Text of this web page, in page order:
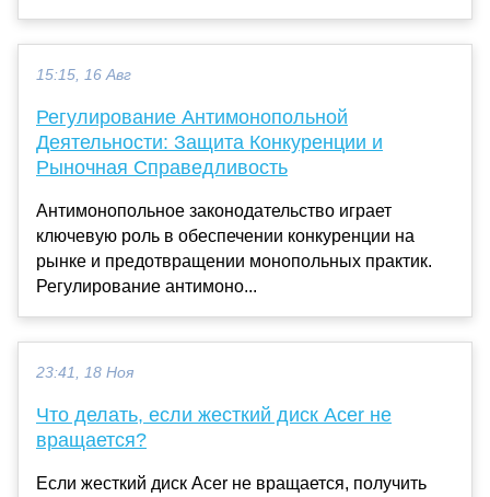
15:15, 16 Авг
Регулирование Антимонопольной
Деятельности: Защита Конкуренции и
Рыночная Справедливость
Антимонопольное законодательство играет
ключевую роль в обеспечении конкуренции на
рынке и предотвращении монопольных практик.
Регулирование антимоно...
23:41, 18 Ноя
Что делать, если жесткий диск Acer не
вращается?
Если жесткий диск Acer не вращается, получить